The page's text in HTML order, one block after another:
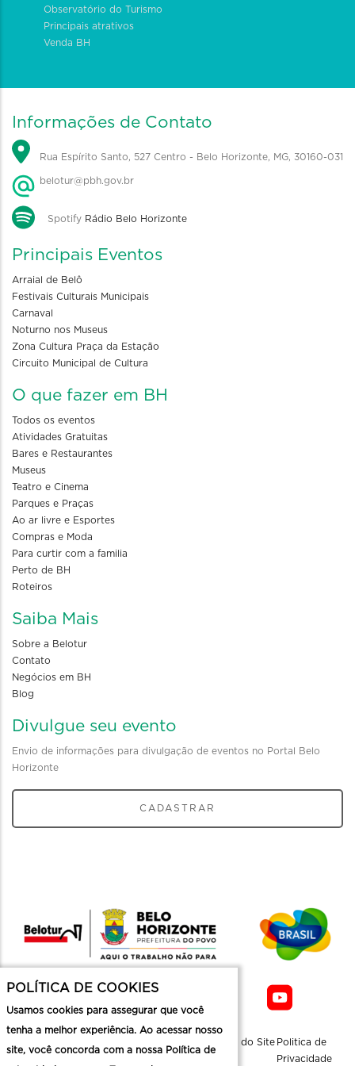
Observatório do Turismo
Principais atrativos
Venda BH
Informações de Contato
Rua Espírito Santo, 527 Centro - Belo Horizonte, MG, 30160-031
belotur@pbh.gov.br
Spotify Rádio Belo Horizonte
Principais Eventos
Arraial de Belô
Festivais Culturais Municipais
Carnaval
Noturno nos Museus
Zona Cultura Praça da Estação
Circuito Municipal de Cultura
O que fazer em BH
Todos os eventos
Atividades Gratuitas
Bares e Restaurantes
Museus
Teatro e Cinema
Parques e Praças
Ao ar livre e Esportes
Compras e Moda
Para curtir com a familia
Perto de BH
Roteiros
Saiba Mais
Sobre a Belotur
Contato
Negócios em BH
Blog
Divulgue seu evento
Envio de informações para divulgação de eventos no Portal Belo
Horizonte
CADASTRAR
Mapa do Site Politica de
Privacidade
POLÍTICA DE COOKIES
Usamos cookies para assegurar que você
tenha a melhor experiência. Ao acessar nosso
site, você concorda com a nossa Política de